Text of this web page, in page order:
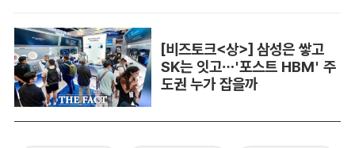
[비즈토크<상>] 삼성은 쌓고
SK는 잇고…'포스트 HBM' 주
도권 누가 잡을까